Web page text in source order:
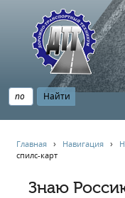
НАВИГАЦИЯ
Главная
Главная › Навигация ›
спилс-карт
Знаю